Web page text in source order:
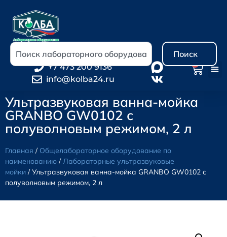
Поиск
+7 473 200 9136
info@kolba24.ru
Ультразвуковая ванна-мойка
GRANBO GW0102 с
полуволновым режимом, 2 л
Главная / Общелабораторное оборудование по
наименованию /Лабораторные ультразвуковые
мойки / Ультразвуковая ванна-мойка GRANBO GW0102 с
полуволновым режимом, 2 л